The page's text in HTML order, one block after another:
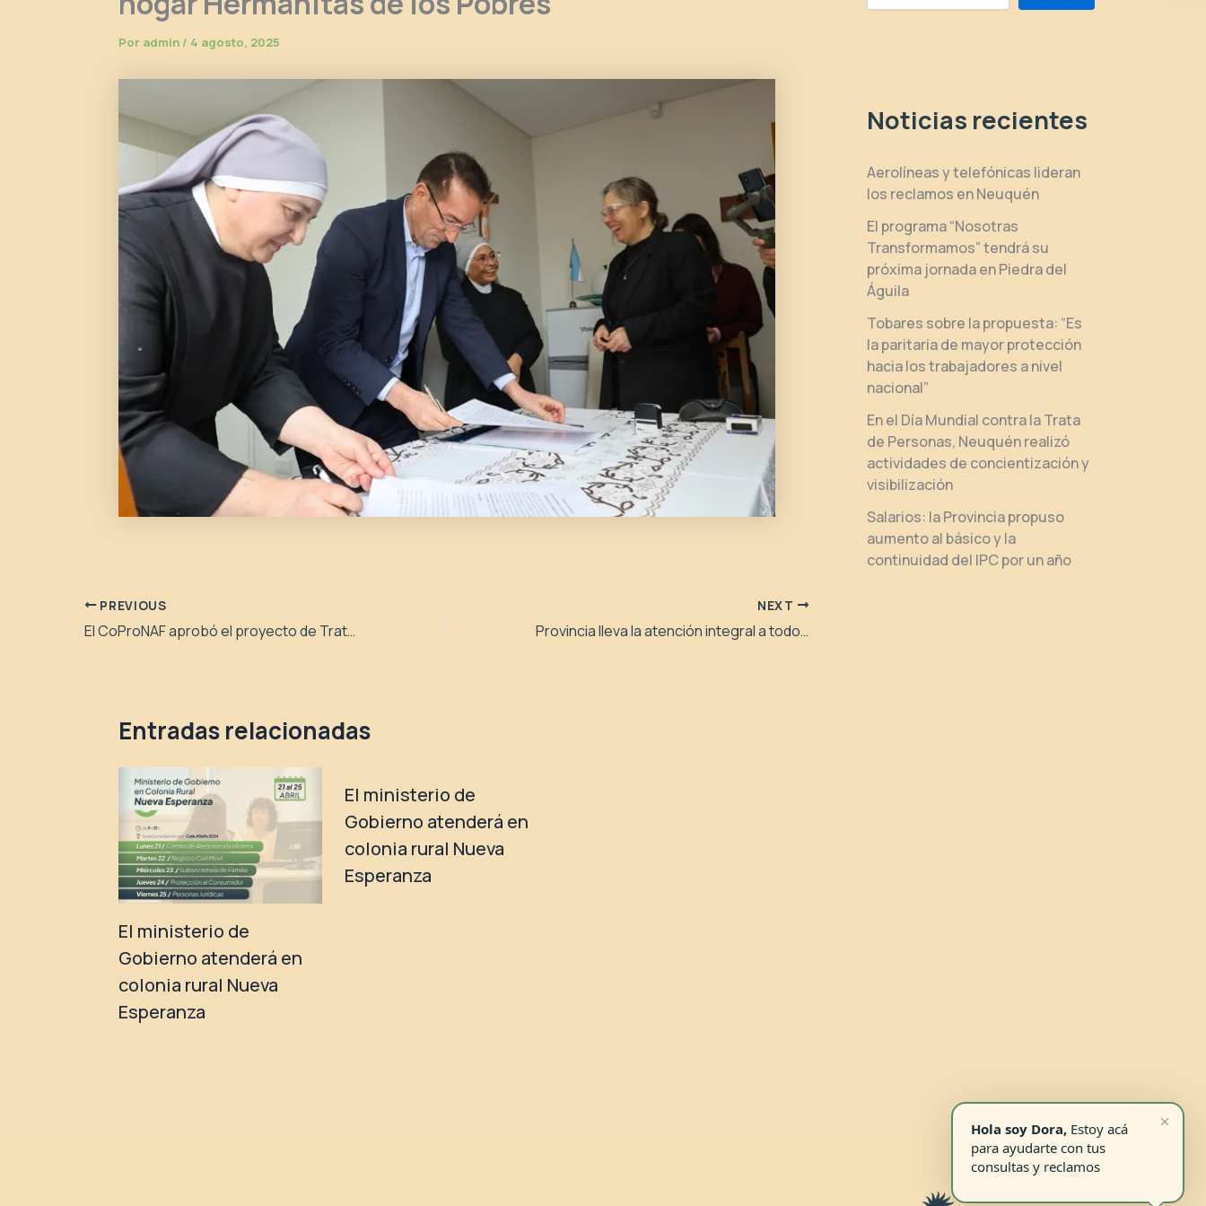
Por admin / 4 agosto, 2025
PREVIOUS
El CoProNAF aprobó el proyecto de Tratamiento Mediático de Suicidio
NEXT
Provincia lleva la atención integral a todos los ciudadanos
Entradas relacionadas
El ministerio de
Gobierno atenderá en
colonia rural Nueva
Esperanza
El ministerio de
Gobierno atenderá en
colonia rural Nueva
Esperanza
Noticias recientes
Aerolíneas y telefónicas lideran
los reclamos en Neuquén
El programa “Nosotras
Transformamos” tendrá su
próxima jornada en Piedra del
Águila
Tobares sobre la propuesta: “Es
la paritaria de mayor protección
hacia los trabajadores a nivel
nacional”
En el Día Mundial contra la Trata
de Personas, Neuquén realizó
actividades de concientización y
visibilización
Salarios: la Provincia propuso
aumento al básico y la
continuidad del IPC por un año